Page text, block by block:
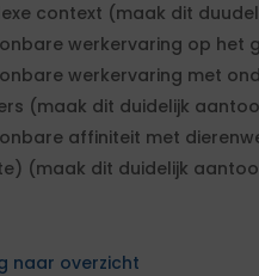
context (maak dit
werkervaring op het
werkervaring met
(maak dit duidelijk
affiniteit met
(maak dit duidelijk
naar overzicht